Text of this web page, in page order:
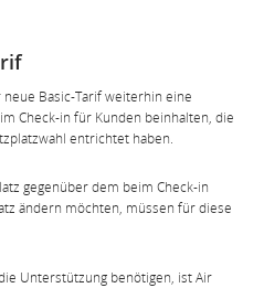
Basic-Tarif weiterhin eine
Check-in für Kunden beinhalten, die
entrichtet haben.
gegenüber dem beim Check-in
ändern möchten, müssen für diese
Unterstützung benötigen, ist Air